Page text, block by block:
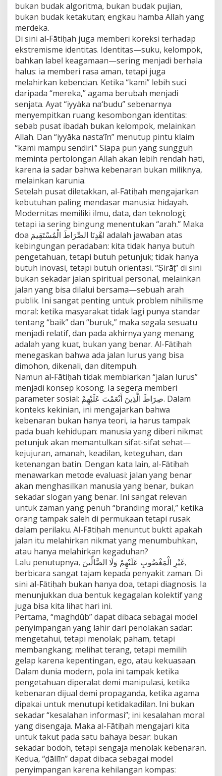
bukan budak algoritma, bukan budak pujian,
bukan budak ketakutan; engkau hamba Allah yang
merdeka.
Di sini al-Fātiḥah juga memberi koreksi terhadap
ekstremisme identitas. Identitas—suku, kelompok,
bahkan label keagamaan—sering menjadi berhala
halus: ia memberi rasa aman, tetapi juga
melahirkan kebencian. Ketika “kami” lebih suci
daripada “mereka,” agama berubah menjadi
senjata. Ayat “iyyāka na‘budu” sebenarnya
menyempitkan ruang kesombongan identitas:
sebab pusat ibadah bukan kelompok, melainkan
Allah. Dan “iyyāka nasta‘īn” menutup pintu klaim
“kami mampu sendiri.” Siapa pun yang sungguh
meminta pertolongan Allah akan lebih rendah hati,
karena ia sadar bahwa kebenaran bukan miliknya,
melainkan karunia.
Setelah pusat diletakkan, al-Fātiḥah mengajarkan
kebutuhan paling mendasar manusia: hidayah.
Modernitas memiliki ilmu, data, dan teknologi;
tetapi ia sering bingung menentukan “arah.” Maka
doa اهْدِنَا الصِّرَاطَ الْمُسْتَقِيمَ adalah jawaban atas
kebingungan peradaban: kita tidak hanya butuh
pengetahuan, tetapi butuh petunjuk; tidak hanya
butuh inovasi, tetapi butuh orientasi. “Ṣirāṭ” di sini
bukan sekadar jalan spiritual personal, melainkan
jalan yang bisa dilalui bersama—sebuah arah
publik. Ini sangat penting untuk problem nihilisme
moral: ketika masyarakat tidak lagi punya standar
tentang “baik” dan “buruk,” maka segala sesuatu
menjadi relatif, dan pada akhirnya yang menang
adalah yang kuat, bukan yang benar. Al-Fātiḥah
menegaskan bahwa ada jalan lurus yang bisa
dimohon, dikenali, dan ditempuh.
Namun al-Fātiḥah tidak membiarkan “jalan lurus”
menjadi konsep kosong. Ia segera memberi
parameter sosial: صِرَاطَ الَّذِينَ أَنْعَمْتَ عَلَيْهِمْ. Dalam
konteks kekinian, ini mengajarkan bahwa
kebenaran bukan hanya teori, ia harus tampak
pada buah kehidupan: manusia yang diberi nikmat
petunjuk akan memantulkan sifat-sifat sehat—
kejujuran, amanah, keadilan, keteguhan, dan
ketenangan batin. Dengan kata lain, al-Fātiḥah
menawarkan metode evaluasi: jalan yang benar
akan menghasilkan manusia yang benar, bukan
sekadar slogan yang benar. Ini sangat relevan
untuk zaman yang penuh “branding moral,” ketika
orang tampak saleh di permukaan tetapi rusak
dalam perilaku. Al-Fātiḥah menuntut bukti: apakah
jalan itu melahirkan nikmat yang menumbuhkan,
atau hanya melahirkan kegaduhan?
Lalu penutupnya, غَيْرِ الْمَغْضُوبِ عَلَيْهِمْ وَلَا الضَّالِّينَ,
berbicara sangat tajam kepada penyakit zaman. Di
sini al-Fātiḥah bukan hanya doa, tetapi diagnosis. Ia
menunjukkan dua bentuk kegagalan kolektif yang
juga bisa kita lihat hari ini.
Pertama, “maghḍūb” dapat dibaca sebagai model
penyimpangan yang lahir dari penolakan sadar:
mengetahui, tetapi menolak; paham, tetapi
membangkang; melihat terang, tetapi memilih
gelap karena kepentingan, ego, atau kekuasaan.
Dalam dunia modern, pola ini tampak ketika
pengetahuan diperalat demi manipulasi, ketika
kebenaran dijual demi propaganda, ketika agama
dipakai untuk menutupi ketidakadilan. Ini bukan
sekadar “kesalahan informasi”; ini kesalahan moral
yang disengaja. Maka al-Fātiḥah mengajari kita
untuk takut pada satu bahaya besar: bukan
sekadar bodoh, tetapi sengaja menolak kebenaran.
Kedua, “ḍāllīn” dapat dibaca sebagai model
penyimpangan karena kehilangan kompas: